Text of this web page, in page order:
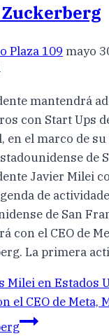
Plaza 109 mayo
mantendrá
con Start Ups
en el marco de su
de
Javier Milei
de
de San
con el CEO de
La primera
Milei en Estados
el CEO de Meta,